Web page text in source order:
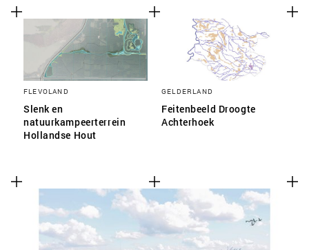
FLEVOLAND
Slenk en
natuurkampeerterrein
Hollandse Hout
GELDERLAND
Feitenbeeld Droogte
Achterhoek